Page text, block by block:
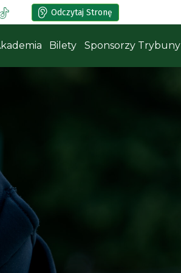
Odczytaj Stronę
Bilety Sponsorzy Trybuny